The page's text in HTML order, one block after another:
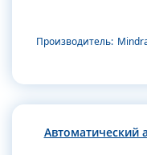
Производитель:
Автоматический